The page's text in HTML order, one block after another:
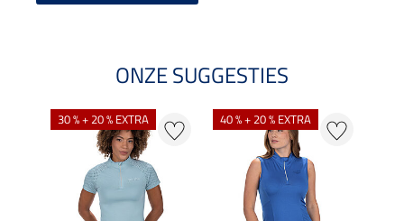
ONZE SUGGESTIES
30 % + 20 % EXTRA 40 % + 20 % EXTRA